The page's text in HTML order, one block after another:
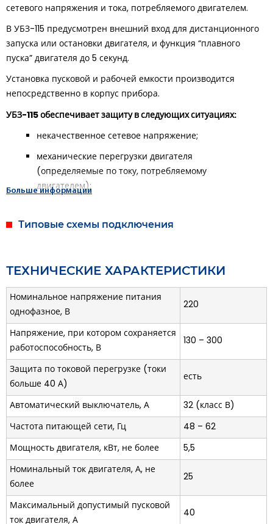
сетевого напряжения и тока, потребляемого двигателем.
В УБЗ-115 предусмотрен внешний вход для дистанционного
запуска или остановки двигателя, и функция “плавного
пуска” двигателя до 5 секунд.
Установка пусковой и рабочей емкости производится
непосредственно в корпус прибора.
УБЗ-115 обеспечивает защиту в следующих ситуациях:
некачественное сетевое напряжение;
механические перегрузки двигателя
(определяемые по току, потребляемому
двигателем);
ход”);
тепловой перегруз (тепловая модель двигателя).
По каждому типу защиты возможно разрешение или запрет
автоматического повторного включения (АПВ) двигателя.
Больше информации
Типовые схемы подключения
ТЕХНИЧЕСКИЕ ХАРАКТЕРИСТИКИ
Номинальное напряжение питания
однофазное, В
220
Напряжение, при котором сохраняется
работоспособность, В
130 – 300
Защита по токовой перегрузке (токи
больше 40 А)
есть
Автоматический выключатель, А
32 (класс В)
Частота питающей сети, Гц
48 – 62
Мощность двигателя, кВт, не более
5,5
Номинальный ток двигателя, А, не
более
25
Максимальный допустимый пусковой
ток двигателя, А
40